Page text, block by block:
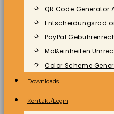
QR Code Generator
Entscheidungsrad
PayPal
Maßeinheiten
Color Scheme
Downloads
Kontakt/Login